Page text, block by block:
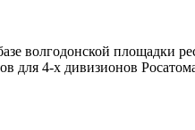
волгодонской
для 4-х дивизионов